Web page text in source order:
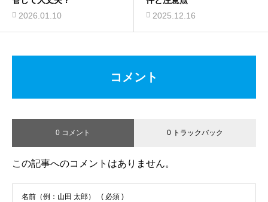
2026.01.10
2025.12.16
コメント
0 コメント 0 トラックバック
この記事へのコメントはありません。
名前（例：山田 太郎） ( 必須 )